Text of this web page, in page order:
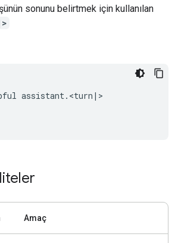
sonunu belirtmek için kullanılan
assistant.<turn|>
Amaç